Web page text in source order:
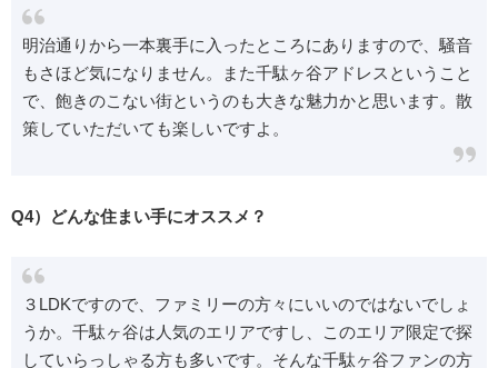
明治通りから一本裏手に入ったところにありますので、騒音
もさほど気になりません。また千駄ヶ谷アドレスということ
で、飽きのこない街というのも大きな魅力かと思います。散
策していただいても楽しいですよ。
Q4）どんな住まい手にオススメ？
３LDKですので、ファミリーの方々にいいのではないでしょ
うか。千駄ヶ谷は人気のエリアですし、このエリア限定で探
していらっしゃる方も多いです。そんな千駄ヶ谷ファンの方